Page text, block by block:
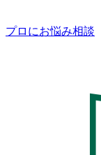
プロにお悩み相談